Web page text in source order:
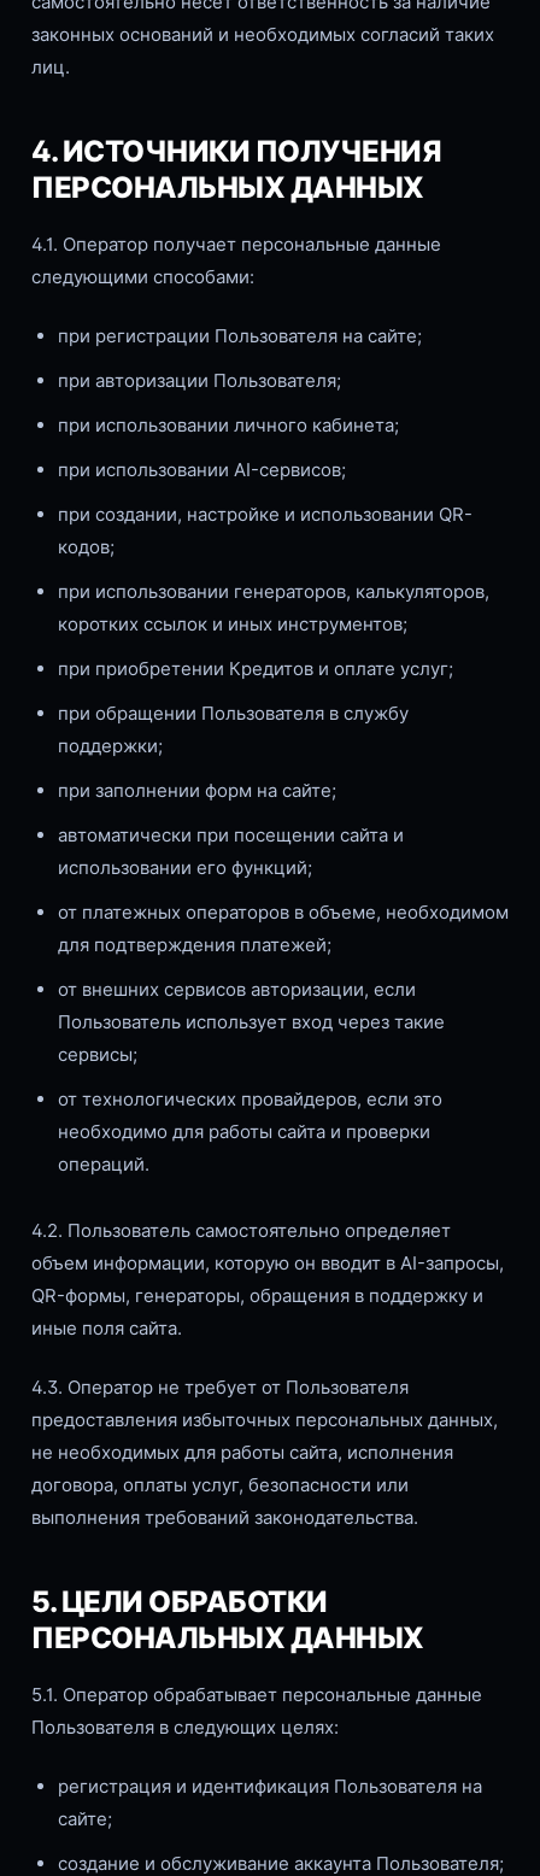
законных оснований и необходимых согласий таких
лиц.
4. ИСТОЧНИКИ ПОЛУЧЕНИЯ
ПЕРСОНАЛЬНЫХ ДАННЫХ
4.1. Оператор получает персональные данные
следующими способами:
при регистрации Пользователя на сайте;
при авторизации Пользователя;
при использовании личного кабинета;
при использовании AI-сервисов;
при создании, настройке и использовании QR-
кодов;
при использовании генераторов, калькуляторов,
коротких ссылок и иных инструментов;
при приобретении Кредитов и оплате услуг;
при обращении Пользователя в службу
поддержки;
при заполнении форм на сайте;
автоматически при посещении сайта и
использовании его функций;
от платежных операторов в объеме, необходимом
для подтверждения платежей;
от внешних сервисов авторизации, если
Пользователь использует вход через такие
сервисы;
от технологических провайдеров, если это
необходимо для работы сайта и проверки
операций.
4.2. Пользователь самостоятельно определяет
объем информации, которую он вводит в AI-запросы,
QR-формы, генераторы, обращения в поддержку и
иные поля сайта.
4.3. Оператор не требует от Пользователя
предоставления избыточных персональных данных,
не необходимых для работы сайта, исполнения
договора, оплаты услуг, безопасности или
выполнения требований законодательства.
5. ЦЕЛИ ОБРАБОТКИ
ПЕРСОНАЛЬНЫХ ДАННЫХ
5.1. Оператор обрабатывает персональные данные
Пользователя в следующих целях:
регистрация и идентификация Пользователя на
сайте;
создание и обслуживание аккаунта Пользователя;